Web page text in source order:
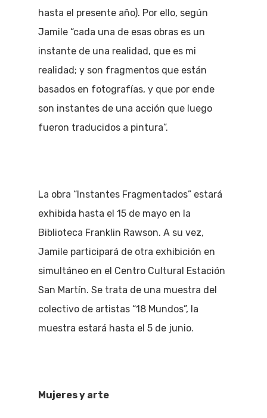
hasta el presente año). Por ello, según
Jamile “cada una de esas obras es un
instante de una realidad, que es mi
realidad; y son fragmentos que están
basados en fotografías, y que por ende
son instantes de una acción que luego
fueron traducidos a pintura”.
La obra “Instantes Fragmentados” estará
exhibida hasta el 15 de mayo en la
Biblioteca Franklin Rawson. A su vez,
Jamile participará de otra exhibición en
simultáneo en el Centro Cultural Estación
San Martín. Se trata de una muestra del
colectivo de artistas “18 Mundos”, la
muestra estará hasta el 5 de junio.
Mujeres y arte